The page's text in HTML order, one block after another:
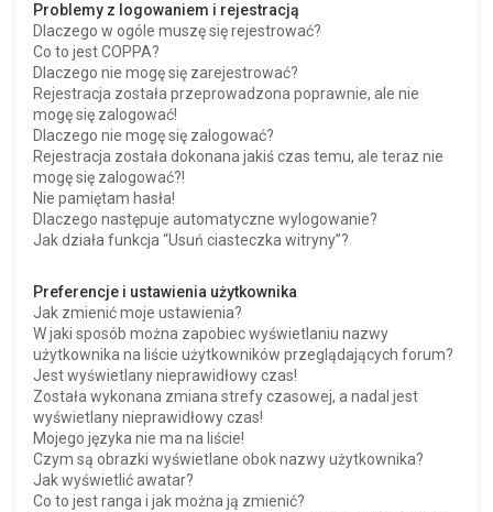
Problemy z logowaniem i rejestracją
Dlaczego w ogóle muszę się rejestrować?
Co to jest COPPA?
Dlaczego nie mogę się zarejestrować?
Rejestracja została przeprowadzona poprawnie, ale nie
mogę się zalogować!
Dlaczego nie mogę się zalogować?
Rejestracja została dokonana jakiś czas temu, ale teraz nie
mogę się zalogować?!
Nie pamiętam hasła!
Dlaczego następuje automatyczne wylogowanie?
Jak działa funkcja “Usuń ciasteczka witryny”?
Preferencje i ustawienia użytkownika
Jak zmienić moje ustawienia?
W jaki sposób można zapobiec wyświetlaniu nazwy
użytkownika na liście użytkowników przeglądających forum?
Jest wyświetlany nieprawidłowy czas!
Została wykonana zmiana strefy czasowej, a nadal jest
wyświetlany nieprawidłowy czas!
Mojego języka nie ma na liście!
Czym są obrazki wyświetlane obok nazwy użytkownika?
Jak wyświetlić awatar?
Co to jest ranga i jak można ją zmienić?